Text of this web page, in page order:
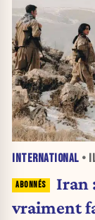
INTERNATIONAL •
Iran
vraiment